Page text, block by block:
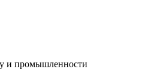
и промышленности